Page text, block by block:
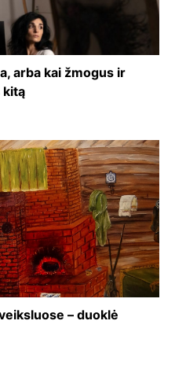
arba kai žmogus ir
kitą
– duoklė